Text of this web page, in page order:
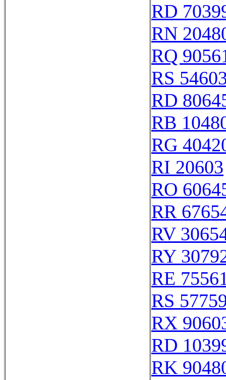
RD
RN
RQ
RS
RD
RB
RG
RI 20603
RO
RR
RV
RY
RE
RS
RX
RD
RK